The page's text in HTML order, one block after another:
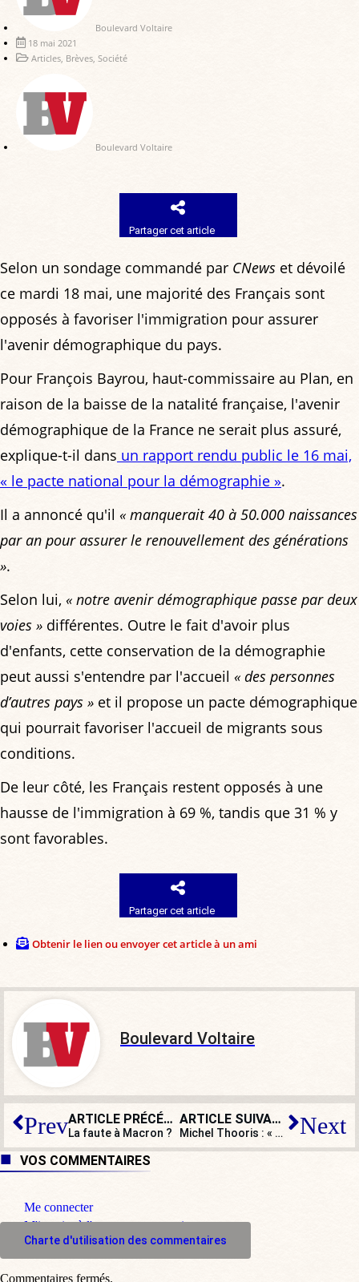
Boulevard Voltaire
18 mai 2021
Articles, Brèves, Société
Boulevard Voltaire
Partager cet article
Selon un sondage commandé par CNews et dévoilé
ce mardi 18 mai, une majorité des Français sont
opposés à favoriser l'immigration pour assurer
l'avenir démographique du pays.
Pour François Bayrou, haut-commissaire au Plan, en
raison de la baisse de la natalité française, l'avenir
démographique de la France ne serait plus assuré,
explique-t-il dans un rapport rendu public le 16 mai,
« le pacte national pour la démographie ».
Il a annoncé qu'il « manquerait 40 à 50.000 naissances
par an pour assurer le renouvellement des générations
».
Selon lui, « notre avenir démographique passe par deux
voies » différentes. Outre le fait d'avoir plus
d'enfants, cette conservation de la démographie
peut aussi s'entendre par l'accueil « des personnes
d’autres pays » et il propose un pacte démographique
qui pourrait favoriser l'accueil de migrants sous
conditions.
De leur côté, les Français restent opposés à une
hausse de l'immigration à 69 %, tandis que 31 % y
sont favorables.
Partager cet article
Obtenir le lien ou envoyer cet article à un ami
Boulevard Voltaire
Prev ARTICLE PRÉCÉDENT
La faute à Macron ?
ARTICLE SUIVANT
Michel Thooris : « Comme le Beauvau de la sécurité, cette manifestation a été organisée par les syndicats pour protéger la Macronie ! » Next
VOS COMMENTAIRES
Me connecter
M'inscrire à l'espace commentaire
Charte d'utilisation des commentaires
Commentaires fermés.